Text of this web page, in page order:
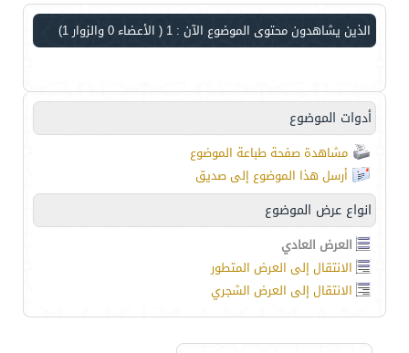
الذين يشاهدون محتوى الموضوع الآن : 1 ( الأعضاء 0 والزوار 1)
أدوات الموضوع
مشاهدة صفحة طباعة الموضوع
أرسل هذا الموضوع إلى صديق
انواع عرض الموضوع
العرض العادي
الانتقال إلى العرض المتطور
الانتقال إلى العرض الشجري